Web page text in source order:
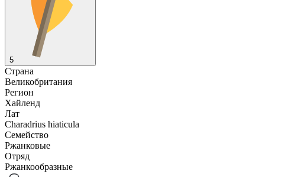
5
Страна
Великобритания
Регион
Хайленд
Лат
Charadrius hiaticula
Семейство
Ржанковые
Отряд
Ржанкообразные